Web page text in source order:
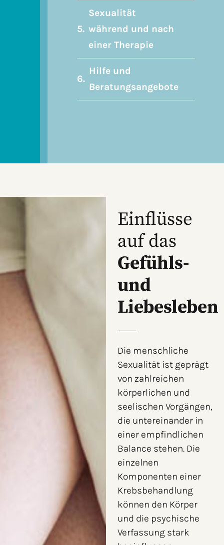
Sexualität
während und nach
einer Therapie
Hilfe und
Beratungsangebote
Einflüsse
auf das
Gefühls-
und
Liebesleben
Die menschliche
Sexualität ist geprägt
von zahlreichen
körperlichen und
seelischen Vorgängen,
die untereinander in
einer empfindlichen
Balance stehen. Die
einzelnen
Komponenten einer
Krebsbehandlung
können den Körper
und die psychische
Verfassung stark